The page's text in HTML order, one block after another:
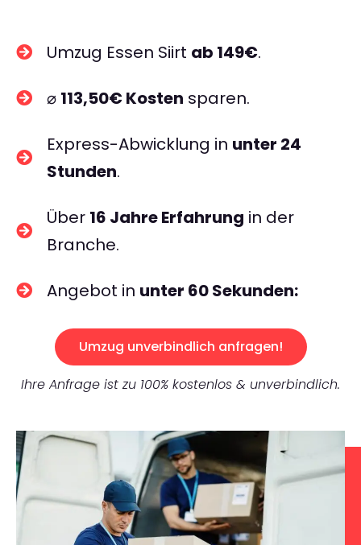
Umzug Essen Siirt ab 149€.
⌀ 113,50€ Kosten sparen.
Express-Abwicklung in unter 24
Stunden.
Über 16 Jahre Erfahrung in der
Branche.
Angebot in unter 60 Sekunden:
Umzug unverbindlich anfragen!
Ihre Anfrage ist zu 100% kostenlos & unverbindlich.